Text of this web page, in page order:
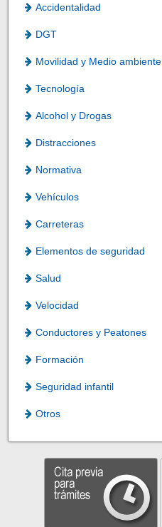
Accidentalidad
DGT
Movilidad y Medio ambiente
Tecnología
Alcohol y Drogas
Distracciones
Normativa
Vehículos
Carreteras
Elementos de seguridad
Salud
Velocidad
Conductores y Peatones
Formación
Seguridad infantil
Otros